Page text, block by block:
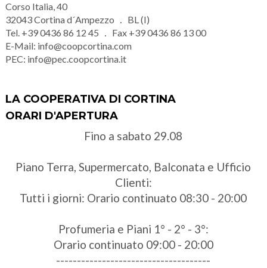
Corso Italia, 40
32043Cortina d´Ampezzo
BL (I)
Tel. +39 0436 86 12 45 Fax +39 0436 86 13 00
E-Mail: info@coopcortina.com
PEC: info@pec.coopcortina.it
LA COOPERATIVA DI CORTINA
ORARI D'APERTURA
Fino a sabato 29.08
Piano Terra, Supermercato, Balconata e Ufficio
Clienti:
Tutti i giorni: Orario continuato 08:30 - 20:00
Profumeria e Piani 1° - 2° - 3°:
Orario continuato 09:00 - 20:00
-------------------------------------